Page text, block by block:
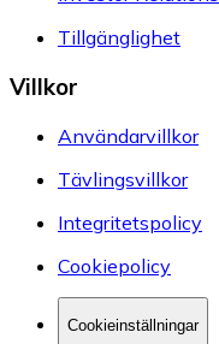
Tillgänglighet
Villkor
Användarvillkor
Tävlingsvillkor
Integritetspolicy
Cookiepolicy
Cookieinställningar